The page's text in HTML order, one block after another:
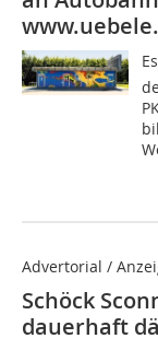
Advertorial /
Schöck
dauerhaft